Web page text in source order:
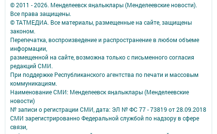
© 2011 - 2026. Менделеевск яӊалыклары (Менделеевские новости).
Все права защищены.
© ТАТМЕДИА. Все материалы, размещенные на сайте, защищены
законом.
Перепечатка, воспроизведение и распространение в любом объеме
информации,
размещенной на сайте, возможна только с письменного согласия
редакций СМИ.
При поддержке Республиканского агентства по печати и массовым
коммуникациям.
Наименование СМИ: Менделеевск яӊалыклары (Менделеевские
новости)
№ записи о регистрации СМИ, дата: ЭЛ № ФС 77 - 73819 от 28.09.2018
СМИ зарегистрированно Федеральной службой по надзору в сфере
связи,